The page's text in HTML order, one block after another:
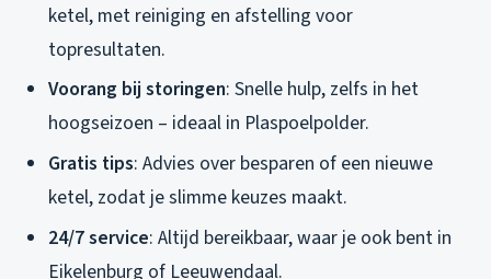
ketel, met reiniging en afstelling voor
topresultaten.
Voorang bij storingen: Snelle hulp, zelfs in het
hoogseizoen – ideaal in Plaspoelpolder.
Gratis tips: Advies over besparen of een nieuwe
ketel, zodat je slimme keuzes maakt.
24/7 service: Altijd bereikbaar, waar je ook bent in
Eikelenburg of Leeuwendaal.